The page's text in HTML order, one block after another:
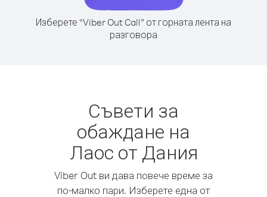
Изберете “Viber Out Call” от горната лента на
разговора
Съвети за
обаждане на
Лаос от Дания
Viber Out ви дава повече време за
по-малко пари. Изберете една от